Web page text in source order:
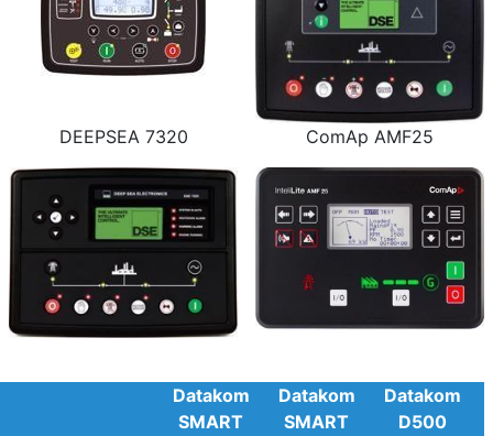
DEEPSEA 7320 ComAp AMF25
Datakom
SMART
Datakom
SMART
Datakom
D500